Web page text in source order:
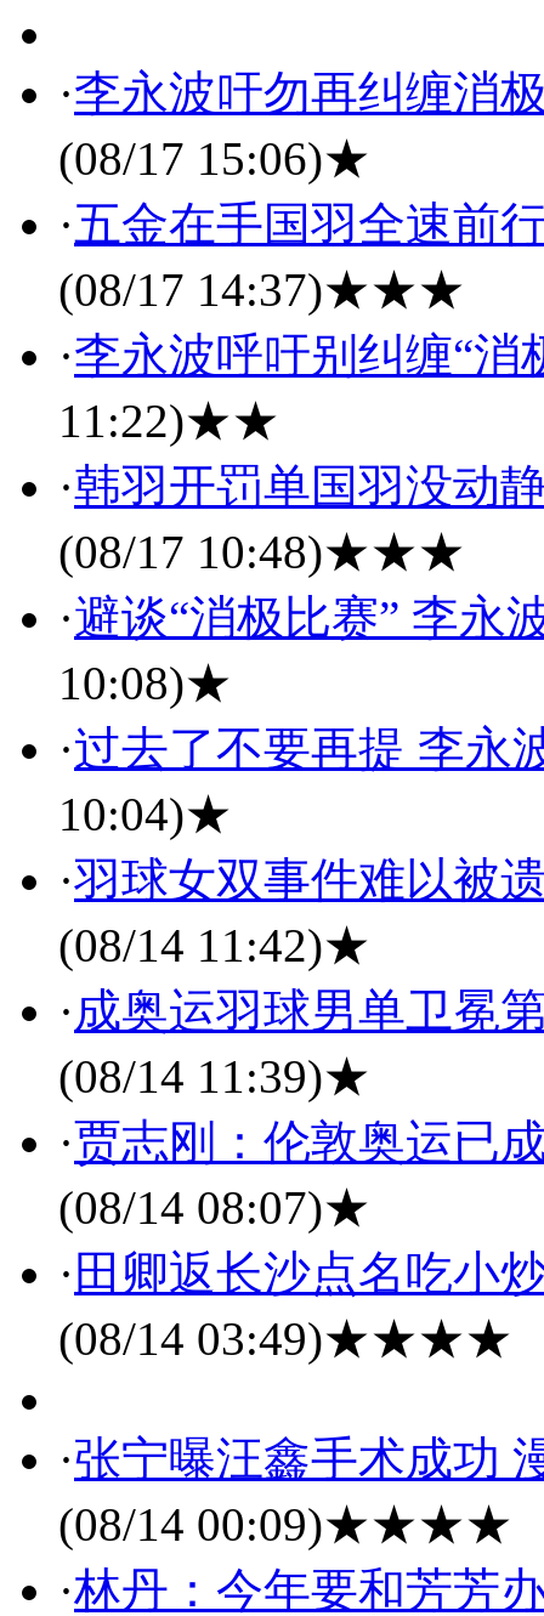
·李永波吁勿再纠缠消
(08/17 15:06)★
·五金在手国羽全速前
(08/17 14:37)★★★
·李永波呼吁别纠缠“消
11:22)★★
·韩羽开罚单国羽没动
(08/17 10:48)★★★
·避谈“消极比赛” 李永
10:08)★
·过去了不要再提 李永
10:04)★
·羽球女双事件难以被
(08/14 11:42)★
·成奥运羽球男单卫冕
(08/14 11:39)★
·贾志刚：伦敦奥运已
(08/14 08:07)★
· 田卿返长沙点名吃小
(08/14 03:49)★★★★
·张宁曝汪鑫手术成功
(08/14 00:09)★★★★
·林丹：今年要和芳芳